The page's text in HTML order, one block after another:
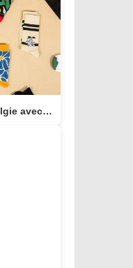
Label Chaussette surfe sur la nostalgie avec une collection dédiée aux héros cultes de notre enfance